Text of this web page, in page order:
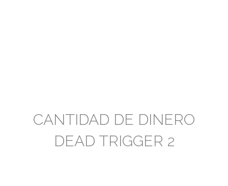
CANTIDAD DE DINERO
DEAD TRIGGER 2